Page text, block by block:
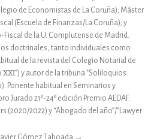
de Economistas de La Coruña); Máster
(Escuela de Finanzas/La Coruña); y
de la U. Complutense de Madrid.
doctrinales, tanto individuales como
de la revista del Colegio Notarial de
XXI") y autor de la tribuna "Soliloquios
Ponente habitual en Seminarios y
Jurado 21º-24º edición Premio AEDAF.
(2020/2022) y “Abogado del año”/”Lawyer